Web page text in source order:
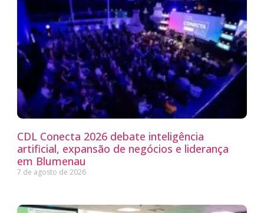
CDL Conecta 2026 debate inteligência
artificial, expansão de negócios e liderança
em Blumenau
7 de agosto de 2026